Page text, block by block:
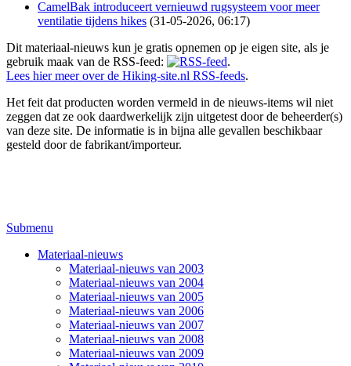
CamelBak introduceert vernieuwd rugsysteem voor meer
ventilatie tijdens hikes (31-05-2026, 06:17)
Dit materiaal-nieuws kun je gratis opnemen op je eigen site, als je
gebruik maak van de RSS-feed:
.
Lees hier meer over de Hiking-site.nl RSS-feeds.
Het feit dat producten worden vermeld in de nieuws-items wil niet
zeggen dat ze ook daardwerkelijk zijn uitgetest door de beheerder(s)
van deze site. De informatie is in bijna alle gevallen beschikbaar
gesteld door de fabrikant/importeur.
Submenu
Materiaal-nieuws
Materiaal-nieuws van 2003
Materiaal-nieuws van 2004
Materiaal-nieuws van 2005
Materiaal-nieuws van 2006
Materiaal-nieuws van 2007
Materiaal-nieuws van 2008
Materiaal-nieuws van 2009